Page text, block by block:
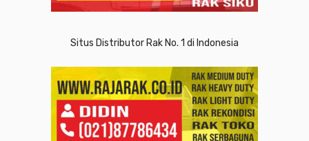
Situs Distributor Rak No. 1 di Indonesia